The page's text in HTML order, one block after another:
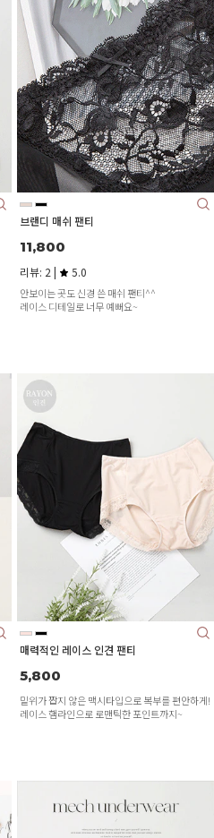
브랜디 매쉬 팬티
11,800
리뷰: 2 | 5.0
안보이는 곳도 신경 쓴 매쉬 팬티^^
레이스 디테일로 너무 예뻐요~
매력적인 레이스 인견 팬티
5,800
밑위가 짭지 않은 맥시타입으로 복부를 편안하게!
레이스 햄라인으로 로맨틱한 포인트까지~